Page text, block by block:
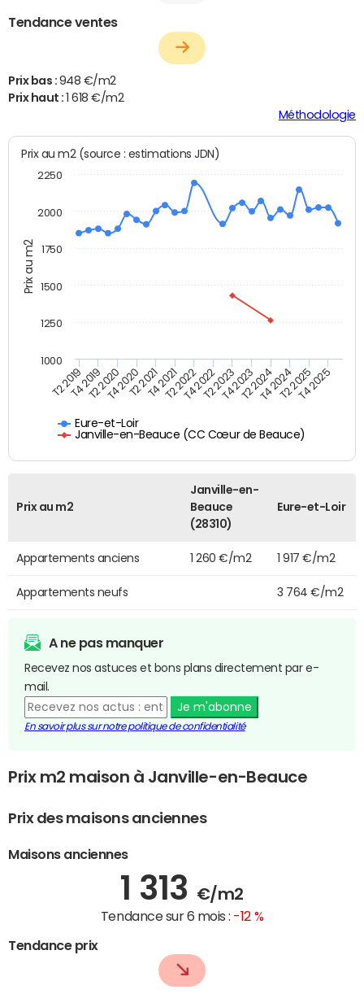
Tendance ventes
Prix bas : 948 €/m2
Prix haut :1 618 €/m2
Méthodologie
Prix au m2
Prix au m2 (source : estimations JDN)
Eure-et-Loir
Janville-en-Beauce (CC Cœur de Beauce)
T2 2019T4 2019T2 2020T4 2020T2 2021T4 2021T2 2022T4 2022T2 2023T4 2023T2 2024T4 2024T2 2025T4 2025
1000
1250
1500
1750
2000
2250
Prix au m2
Janville-en-
Beauce
(28310)
Eure-et-Loir
Appartements anciens 1 260 €/m2 1 917 €/m2
Appartements neufs 3 764 €/m2
A ne pas manquer
Recevez nos astuces et bons plans directement par e-
mail.
Je m'abonne
En savoir plus sur notre politique de confidentialité
Prix m2 maison à Janville-en-Beauce
Prix des maisons anciennes
Maisons anciennes
1 313 €/m2
Tendance sur 6 mois : -12 %
Tendance prix